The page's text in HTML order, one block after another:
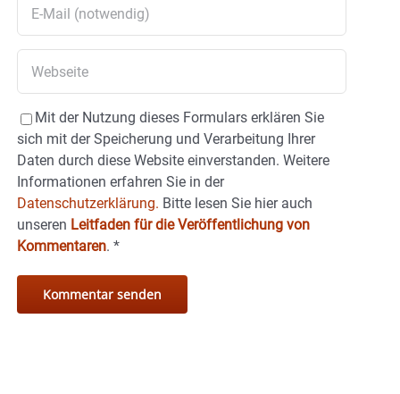
Mit der Nutzung dieses Formulars erklären Sie
sich mit der Speicherung und Verarbeitung Ihrer
Daten durch diese Website einverstanden. Weitere
Informationen erfahren Sie in der
Datenschutzerklärung. Bitte lesen Sie hier auch
unseren Leitfaden für die Veröffentlichung von
Kommentaren. *